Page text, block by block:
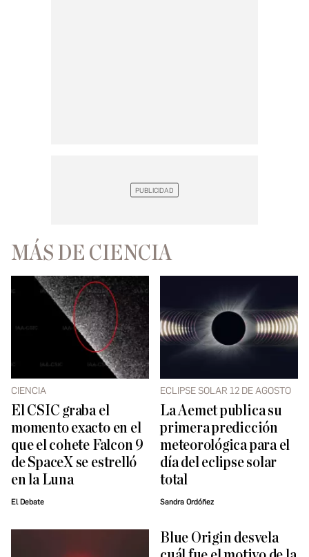
MÁS DE CIENCIA
CIENCIA
El CSIC graba el
momento exacto en el
que el cohete Falcon 9
de SpaceX se estrelló
en la Luna
El Debate
ECLIPSE SOLAR 12 DE AGOSTO
La Aemet publica su
primera predicción
meteorológica para el
día del eclipse solar
total
Sandra Ordóñez
Blue Origin desvela